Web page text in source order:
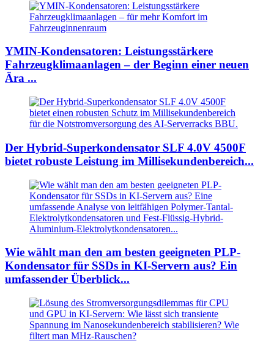
YMIN-Kondensatoren: Leistungsstärkere
Fahrzeugklimaanlagen – der Beginn einer neuen
Ära ...
Der Hybrid-Superkondensator SLF 4.0V 4500F
bietet robuste Leistung im Millisekundenbereich...
Wie wählt man den am besten geeigneten PLP-
Kondensator für SSDs in KI-Servern aus? Ein
umfassender Überblick...